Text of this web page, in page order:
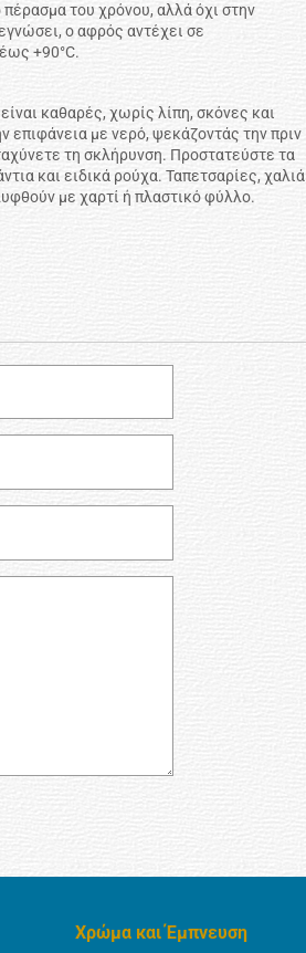
πέρασμα του χρόνου, αλλά όχι στην
ο αφρός αντέχει σε
+90°C.
καθαρές, χωρίς λίπη, σκόνες και
επιφάνεια με νερό, ψεκάζοντάς την πριν
τη σκλήρυνση. Προστατεύστε τα
και ειδικά ρούχα. Ταπετσαρίες, χαλιά
με χαρτί ή πλαστικό φύλλο.
Χρώμα και Έμπνευση